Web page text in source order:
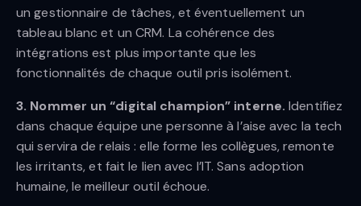
un gestionnaire de tâches, et éventuellement un
tableau blanc et un CRM. La cohérence des
intégrations est plus importante que les
fonctionnalités de chaque outil pris isolément.
3. Nommer un “digital champion” interne. Identifiez
dans chaque équipe une personne à l’aise avec la tech
qui servira de relais : elle forme les collègues, remonte
les irritants, et fait le lien avec l’IT. Sans adoption
humaine, le meilleur outil échoue.